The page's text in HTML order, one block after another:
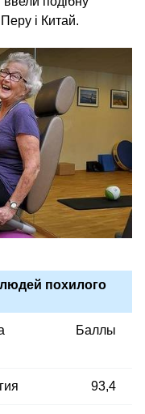
і Китай.
людей похилого
Баллы
93,4